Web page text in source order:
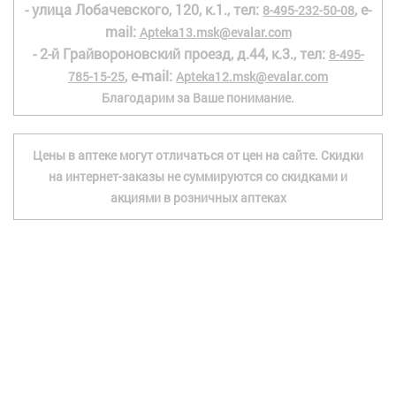
- улица Лобачевского, 120, к.1., тел: 8-495-232-50-08, e-
mail: Apteka13.msk@evalar.com
- 2-й Грайвороновский проезд, д.44, к.3., тел: 8-495-
785-15-25, e-mail: Apteka12.msk@evalar.com
Благодарим за Ваше понимание.
Цены в аптеке могут отличаться от цен на сайте. Скидки
на интернет-заказы не суммируются со скидками и
акциями в розничных аптеках